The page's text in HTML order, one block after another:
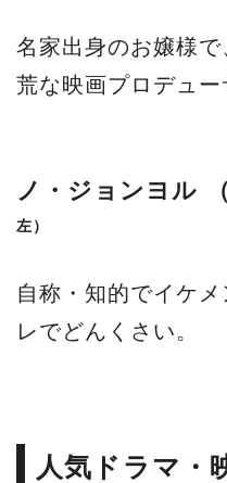
名家出身のお嬢様
荒な映画プロデュー
ノ・ジョンヨル
左）
自称・知的でイケ
レでどんくさい。
人気ドラマ・